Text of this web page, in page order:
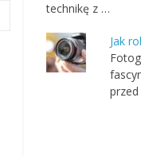
technikę z …
Jak